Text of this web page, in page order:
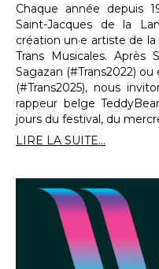
Chaque année depuis
Saint-Jacques de la
création un·e artiste de
Trans Musicales. Après
Sagazan (#Trans2022)
(#Trans2025), nous
rappeur belge
jours du festival, du
LIRE LA SUITE...